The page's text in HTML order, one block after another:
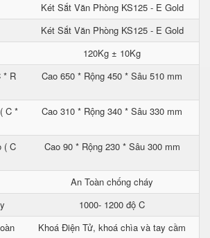
Két Sắt Văn Phòng KS125 - E Gold
Két Sắt Văn Phòng KS125 - E Gold
120Kg ± 10Kg
* R
Cao 650 * Rộng 450 * Sâu 510 mm
C *
Cao 310 * Rộng 340 * Sâu 330 mm
( C
Cao 90 * Rộng 230 * Sâu 300 mm
An Toàn chống cháy
1000- 1200 độ C
Khoá Điện Tử, khoá chìa và tay cầm